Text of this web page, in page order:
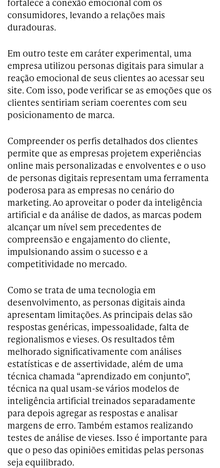
consumidores, levando a relações mais
duradouras.
Em outro teste em caráter experimental, uma
empresa utilizou personas digitais para simular a
reação emocional de seus clientes ao acessar seu
site. Com isso, pode verificar se as emoções que os
clientes sentiriam seriam coerentes com seu
posicionamento de marca.
Compreender os perfis detalhados dos clientes
permite que as empresas projetem experiências
online mais personalizadas e envolventes e o uso
de personas digitais representam uma ferramenta
poderosa para as empresas no cenário do
marketing. Ao aproveitar o poder da inteligência
artificial e da análise de dados, as marcas podem
alcançar um nível sem precedentes de
compreensão e engajamento do cliente,
impulsionando assim o sucesso e a
competitividade no mercado.
Como se trata de uma tecnologia em
desenvolvimento, as personas digitais ainda
apresentam limitações. As principais delas são
respostas genéricas, impessoalidade, falta de
regionalismos e vieses. Os resultados têm
melhorado significativamente com análises
estatísticas e de assertividade, além de uma
técnica chamada “aprendizado em conjunto”,
técnica na qual usam-se vários modelos de
inteligência artificial treinados separadamente
para depois agregar as respostas e analisar
margens de erro. Também estamos realizando
testes de análise de vieses. Isso é importante para
que o peso das opiniões emitidas pelas personas
seja equilibrado.